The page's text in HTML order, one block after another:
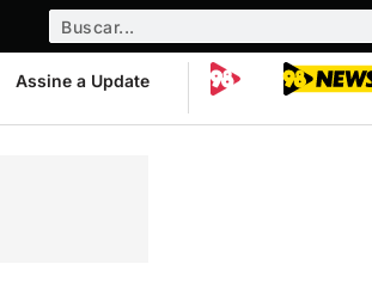
Assine a Update